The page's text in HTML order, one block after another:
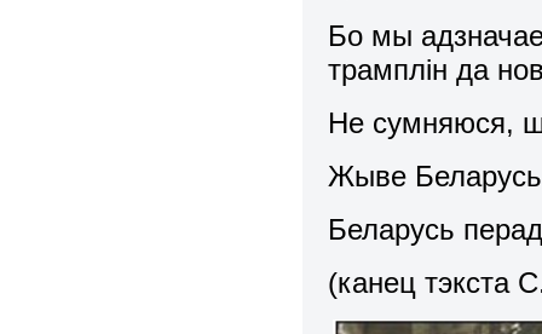
Бо мы
трамплін да
Не сумняюся,
Жыве
Беларусь
(канец тэкста